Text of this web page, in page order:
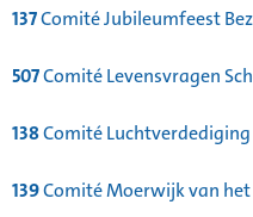
137Comité Jubileumfeest
507Comité Levensvragen
138Comité
139Comité Moerwijk van het